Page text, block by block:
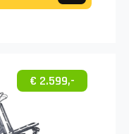
€ 2.599,-